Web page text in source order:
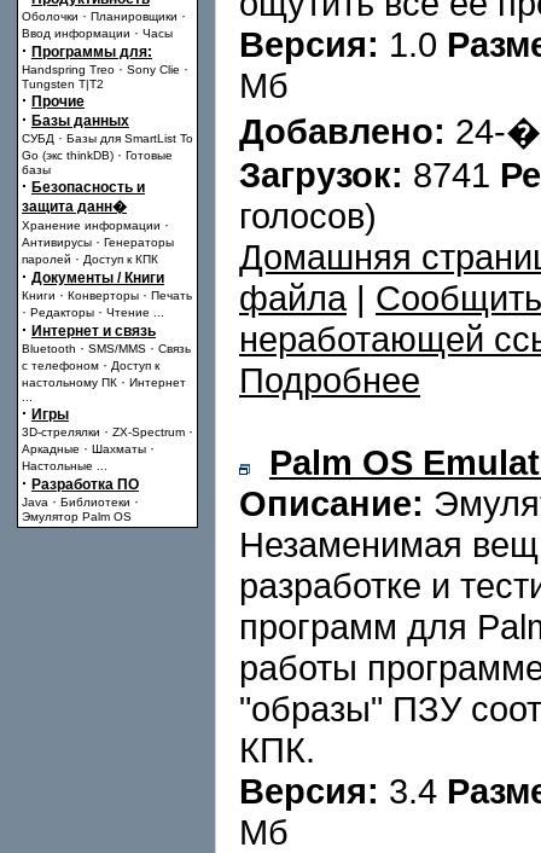
Оболочки · Планировщики ·
Ввод информации · Часы
· Программы для:
Handspring Treo · Sony Clie ·
Tungsten T|T2
· Прочие
· Базы данных
СУБД · Базы для SmartList To
Go (экс thinkDB) · Готовые
базы
· Безопасность и
защита данн�
Хранение информации ·
Антивирусы · Генераторы
паролей · Доступ к КПК
· Документы / Книги
Книги · Конверторы · Печать
· Редакторы · Чтение
· Интернет и связь
Bluetooth · SMS/MMS · Связь
с телефоном · Доступ к
настольному ПК · Интернет
· Игры
3D-стрелялки · ZX-Spectrum ·
Аркадные · Шахматы ·
Настольные
· Разработка ПО
Java · Библиотеки ·
Эмулятор Palm OS
Версия: 1.0
Мб
Добавлено: 24-
Загрузок: 8741
голосов)
Домашняя
файла|
неработающей
Подробнее
Palm OS
Описание:
Незаменимая
разработке и
программ для
работы
"образы" ПЗУ
КПК.
Версия: 3.4
Мб